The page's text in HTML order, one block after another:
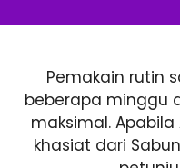
Pemakain rutin
beberapa minggu
maksimal.
khasiat dari